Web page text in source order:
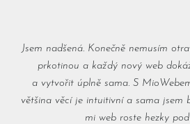
Jsem nadšená. Konečně nemusím
prkotinou a každý nový web
a vytvořit úplně sama. S
většina věcí je intuitivní a sama jsem
mi web roste hezky